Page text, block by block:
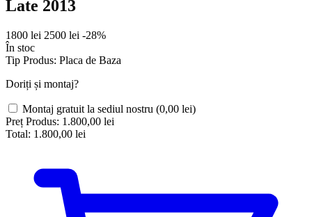
Late 2013
1800 lei 2500 lei -28%
În stoc
Tip Produs: Placa de Baza
Doriți și montaj?
Montaj gratuit la sediul nostru (0,00 lei)
Preț Produs: 1.800,00 lei
Total: 1.800,00 lei